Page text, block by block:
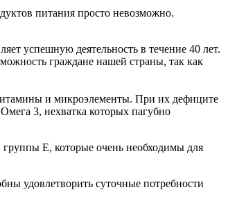
питания просто невозможно.
успешную деятельность в течение 40 лет.
граждане нашей страны, так как
и микроэлементы. При их дефиците
3, нехватка которых пагубно
Е, которые очень необходимы для
удовлетворить суточные потребности